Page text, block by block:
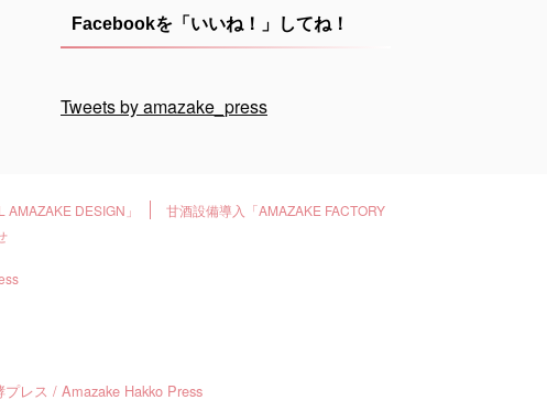
Facebookを「いいね！」してね！
Tweets by amazake_press
DESIGN」
甘酒設備導入「AMAZAKE FACTORY
レス / Amazake Hakko Press